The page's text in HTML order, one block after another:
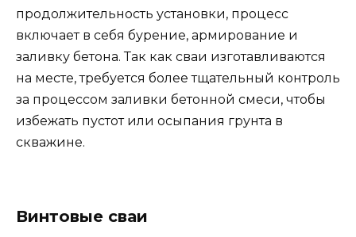
продолжительность установки, процесс
включает в себя бурение, армирование и
заливку бетона. Так как сваи изготавливаются
на месте, требуется более тщательный контроль
за процессом заливки бетонной смеси, чтобы
избежать пустот или осыпания грунта в
скважине.
Винтовые сваи